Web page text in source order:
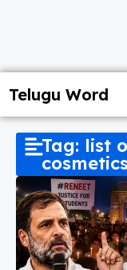
Telugu Word
Tag: list